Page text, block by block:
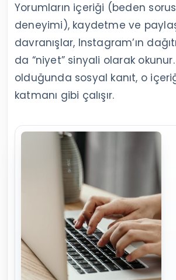
Yorumların içeriği (beden
deneyimi), kaydetme ve
davranışlar, Instagram’ın
da “niyet” sinyali olarak
olduğunda sosyal kanıt, o
katmanı gibi çalışır.